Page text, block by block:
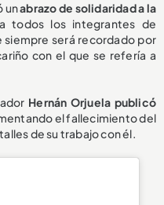
unabrazo de solidaridad a la
todos los integrantes de
siempre será recordado por
con el que se refería a
Hernán Orjuela publicó
el fallecimiento del
de su trabajo con él.